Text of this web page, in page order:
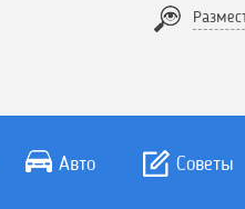
Авто Советы